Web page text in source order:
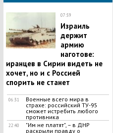
07:59
​Израиль
держит
армию
наготове:
иранцев в Сирии видеть не
хочет, но и с Россией
спорить не станет
06:31
Военные всего мира в
страхе: российский ТУ-95
сможет истребить любого
противника
22:40
"Им не платят", – в ДНР
раскрыли правду о